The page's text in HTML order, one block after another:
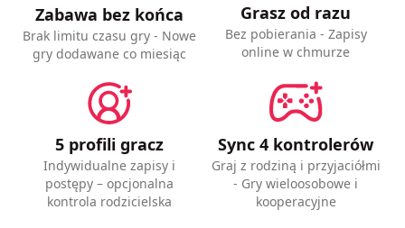
Zabawa bez końca
Brak limitu czasu gry - Nowe
gry dodawane co miesiąc
Grasz od razu
Bez pobierania - Zapisy
online w chmurze
5 profili gracz
Indywidualne zapisy i
postępy – opcjonalna
kontrola rodzicielska
Sync 4 kontrolerów
Graj z rodziną i przyjaciółmi
- Gry wieloosobowe i
kooperacyjne